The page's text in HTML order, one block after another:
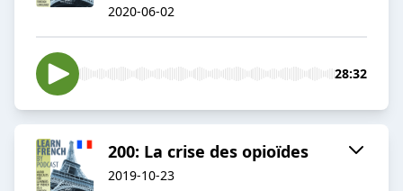
2020-06-02
28:32
200: La crise des opioïdes
2019-10-23